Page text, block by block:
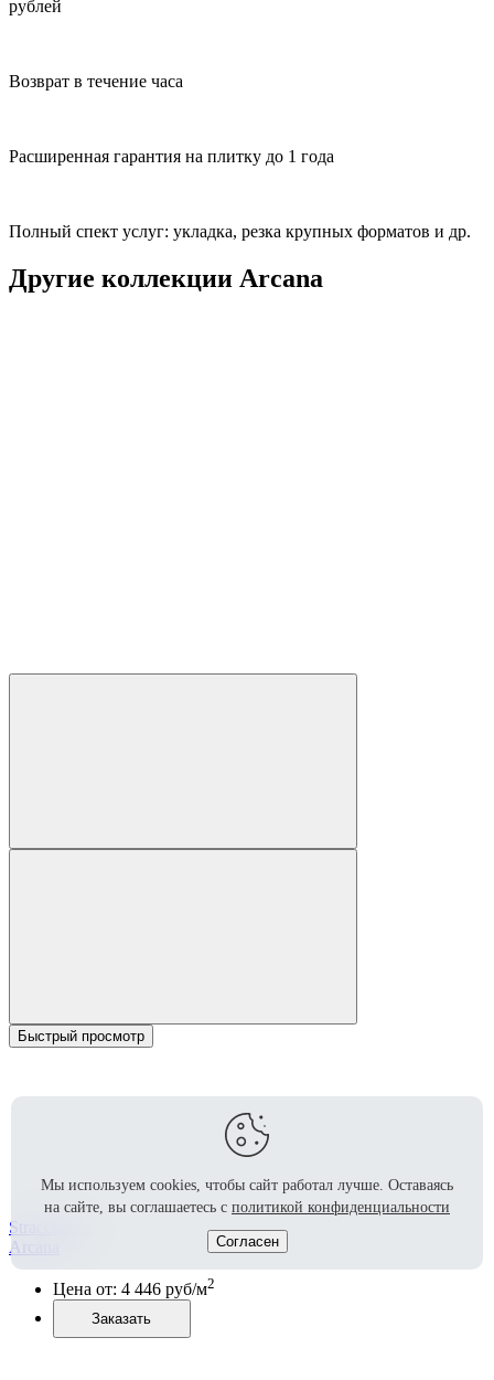
рублей
Возврат в течение часа
Расширенная гарантия на плитку до 1 года
Полный спект услуг: укладка, резка крупных форматов и др.
Другие коллекции Arcana
Быстрый просмотр
Stracciatella
Arcana
Цена от: 4 446 руб/м2
Заказать
Мы используем cookies, чтобы сайт работал лучше. Оставаясь
на сайте, вы соглашаетесь с политикой конфиденциальности
Согласен